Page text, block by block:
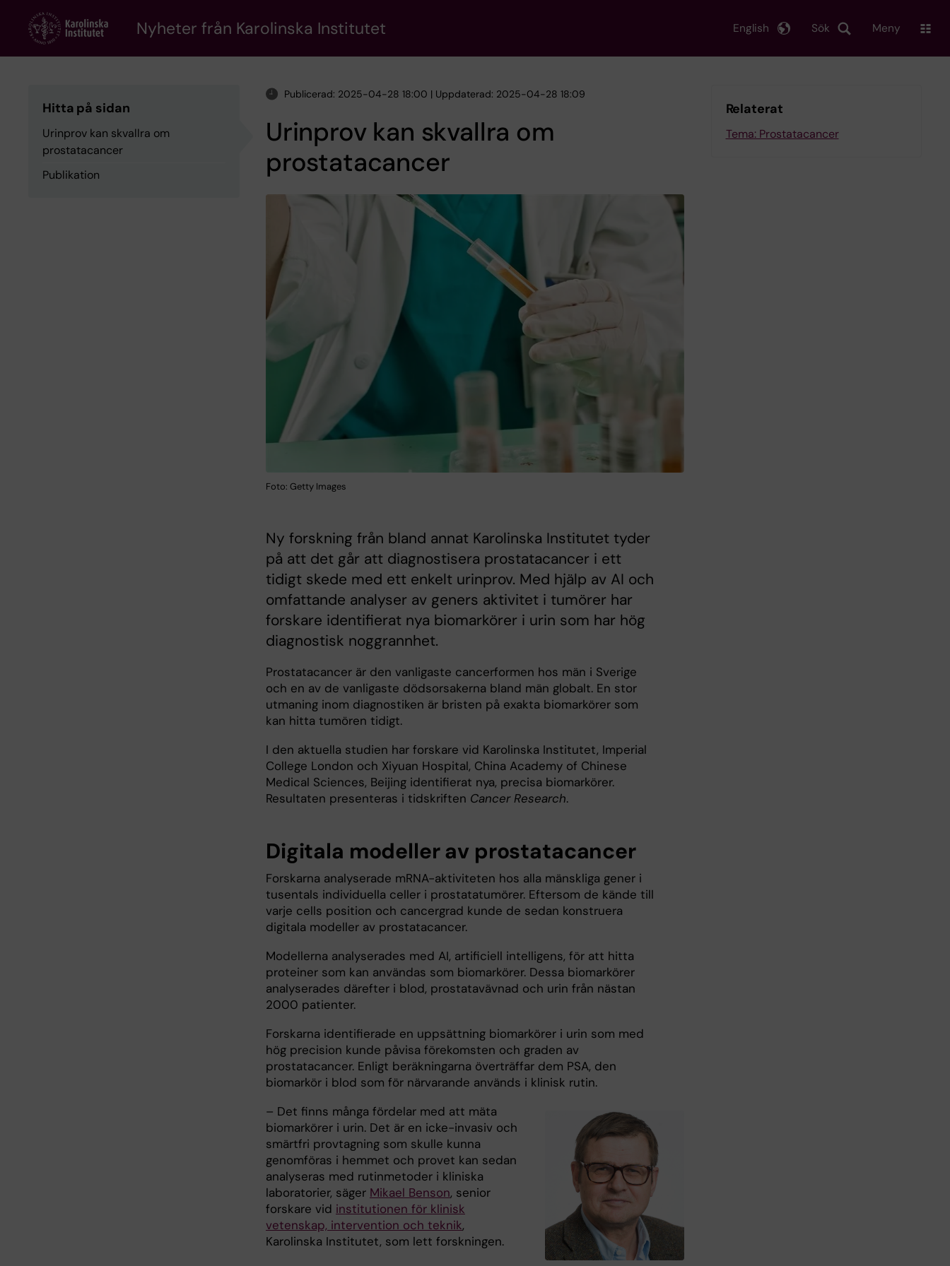
content
Nyheter från Karolinska Institutet Sök
English Meny
Hitta på sidan
Urinprov kan skvallra om
prostatacancer
Publikation
Publicerad: 2025-04-28 18:00 | Uppdaterad: 2025-04-28 18:09
Urinprov kan skvallra om
prostatacancer
Foto: Getty Images
Ny forskning från bland annat Karolinska Institutet tyder
på att det går att diagnostisera prostatacancer i ett
tidigt skede med ett enkelt urinprov. Med hjälp av AI och
omfattande analyser av geners aktivitet i tumörer har
forskare identifierat nya biomarkörer i urin som har hög
diagnostisk noggrannhet.
Prostatacancer är den vanligaste cancerformen hos män i Sverige
och en av de vanligaste dödsorsakerna bland män globalt. En stor
utmaning inom diagnostiken är bristen på exakta biomarkörer som
kan hitta tumören tidigt.
I den aktuella studien har forskare vid Karolinska Institutet, Imperial
College London och Xiyuan Hospital, China Academy of Chinese
Medical Sciences, Beijing identifierat nya, precisa biomarkörer.
Resultaten presenteras i tidskriften Cancer Research.
Digitala modeller av prostatacancer
Forskarna analyserade mRNA-aktiviteten hos alla mänskliga gener i
tusentals individuella celler i prostatatumörer. Eftersom de kände till
varje cells position och cancergrad kunde de sedan konstruera
digitala modeller av prostatacancer.
Modellerna analyserades med AI, artificiell intelligens, för att hitta
proteiner som kan användas som biomarkörer. Dessa biomarkörer
analyserades därefter i blod, prostatavävnad och urin från nästan
2000 patienter.
Forskarna identifierade en uppsättning biomarkörer i urin som med
hög precision kunde påvisa förekomsten och graden av
prostatacancer. Enligt beräkningarna överträffar dem PSA, den
biomarkör i blod som för närvarande används i klinisk rutin.
– Det finns många fördelar med att mäta
biomarkörer i urin. Det är en icke-invasiv och
smärtfri provtagning som skulle kunna
genomföras i hemmet och provet kan sedan
analyseras med rutinmetoder i kliniska
laboratorier, säger Mikael Benson, senior
forskare vid institutionen för klinisk
vetenskap, intervention och teknik,
Karolinska Institutet, som lett forskningen.
Relaterat
Tema: Prostatacancer